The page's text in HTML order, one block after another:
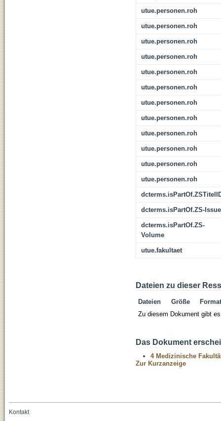
utue.personen.roh
utue.personen.roh
utue.personen.roh
utue.personen.roh
utue.personen.roh
utue.personen.roh
utue.personen.roh
utue.personen.roh
utue.personen.roh
utue.personen.roh
utue.personen.roh
utue.personen.roh
dcterms.isPartOf.ZS-Issue
dcterms.isPartOf.ZS-
Volume
utue.fakultaet
Dateien zu dieser
Dateien Größe
Format
Zu diesem Dokument gibt
Das Dokument
4 Medizinische
Zur Kurzanzeige
Kontakt